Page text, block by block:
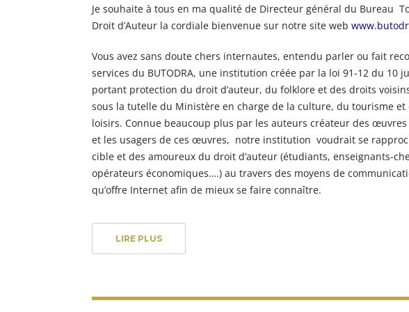
Je souhaite à tous en ma qualité de Directeur général du Bureau
Droit d’Auteur la cordiale bienvenue sur notre site web
Vous avez sans doute chers internautes, entendu parler ou fait
services du BUTODRA, une institution créée par la loi 91-12 du 10
portant protection du droit d’auteur, du folklore et des droits
sous la tutelle du Ministère en charge de la culture, du tourisme et
loisirs. Connue beaucoup plus par les auteurs créateur des œuvres
et les usagers de ces œuvres, notre institution voudrait se
cible et des amoureux du droit d’auteur (étudiants, enseignants-
opérateurs économiques….) au travers des moyens de
qu’offre Internet afin de mieux se faire connaître.
Il gambling online riunisce numerose forme di intrattenimento,
LIRE PLUS